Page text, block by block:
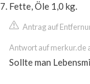
Fette, Öle 1,0 kg.
Antrag auf
Antwort auf merkur.de
Sollte man